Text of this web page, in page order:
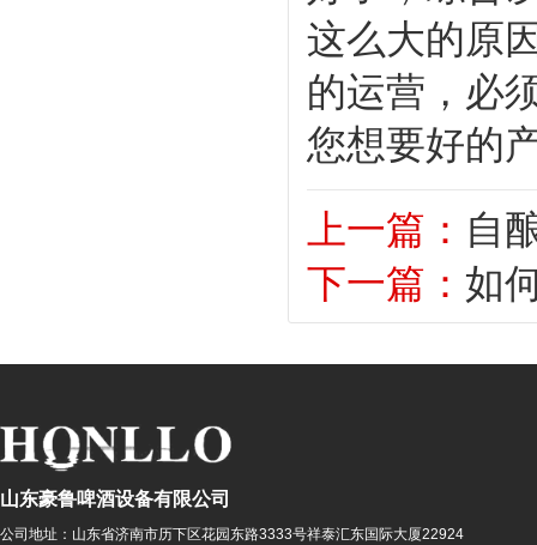
这么大的原
的运营，必
您想要好的
上一篇： 自
下一篇： 如
山东豪鲁啤酒设备有限公司
公司地址： 山东省济南市历下区花园东路3333号祥泰汇东国际大厦22924